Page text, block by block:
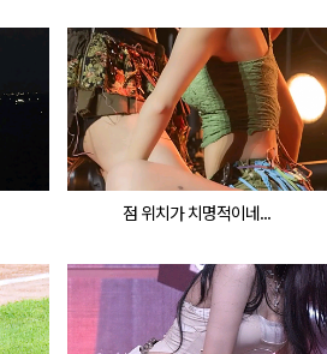
점 위치가 치명적이네...